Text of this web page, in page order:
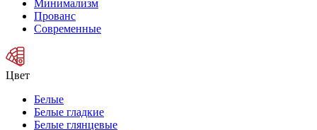
Минимализм
Прованс
Современные
Цвет
Белые
Белые гладкие
Белые глянцевые